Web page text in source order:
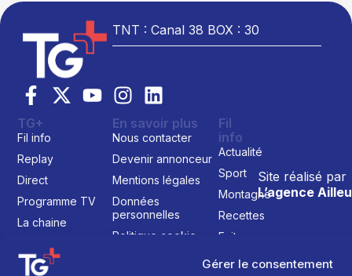
Gérer le consentement
TNT : Canal 38 BOX : 30
Site réalisé par
L’agence
TG+
Fil info
Replay
Direct
Programme TV
La chaine
En savoir plus
Nous contacter
Devenir annonceur
Mentions légales
Données
personnelles
Politique cookie
Fil
info
Actualité
Sport
Montagne
Recettes
Faits
Événements